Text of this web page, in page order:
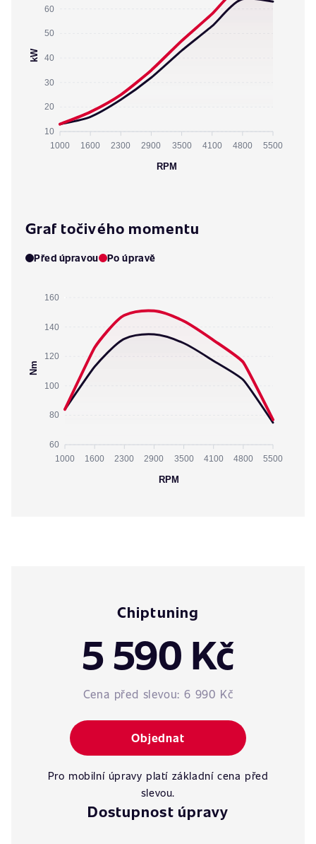
60
50
40
30
20
10
kW
1000 1600 2300 2900 3500 4100 4800 5500
RPM
Graf točivého momentu
Před úpravou Po úpravě
160
140
120
100
80
60
Nm
1000 1600 2300 2900 3500 4100 4800 5500
RPM
Chiptuning
5 590 Kč
Cena před slevou: 6 990 Kč
Objednat
Pro mobilní úpravy platí základní cena před
slevou.
Dostupnost úpravy